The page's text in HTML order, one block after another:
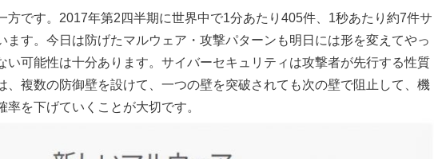
方です。2017年第2四半期に世界中で1分あたり405件、1秒あたり約7件サ
ます。今日は防げたマルウェア・攻撃パターンも明日には形を変えてやっ
い可能性は十分あります。サイバーセキュリティは攻撃者が先行する性質
、複数の防御壁を設けて、一つの壁を突破されても次の壁で阻止して、機
を下げていくことが大切です。